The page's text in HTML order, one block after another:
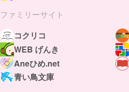
ファミリーサイト
コクリコ
WEB げんき
Aneひめ.net
青い鳥文庫